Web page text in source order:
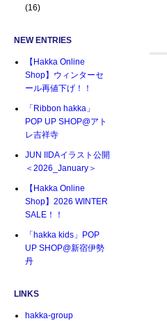
(16)
NEW ENTRIES
【Hakka Online
Shop】ウィンターセ
ール再値下げ！！
「Ribbon hakka」
POP UP SHOP@アト
レ吉祥寺
JUN IIDAイラスト公開
＜2026_January＞
【Hakka Online
Shop】2026 WINTER
SALE！！
「hakka kids」POP
UP SHOP@新宿伊勢
丹
LINKS
hakka-group